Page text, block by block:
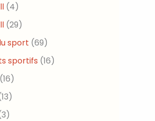
(4)
(29)
sport (69)
sportifs (16)
(16)